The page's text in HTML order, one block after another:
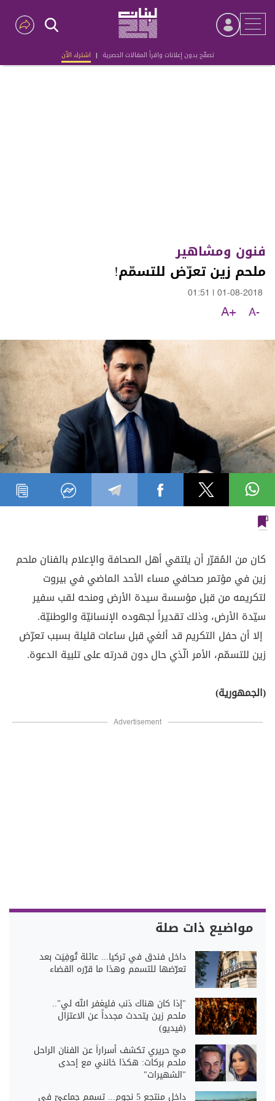
تصفّح بدون إعلانات واقرأ المقالات الحصرية | اشترك الآن
Advertisement
فنون ومشاهير
ملحم زين تعرّض للتسمّم!
01-08-2018
01:51
A-
A+
كان من المُقرّر أن يلتقي أهل الصحافة والإعلام بالفنان ملحم
زين في مؤتمر صحافي مساء الأحد الماضي في بيروت
لتكريمه من قبل مؤسسة سيدة الأرض ومنحه لقب سفير
سيّدة الأرض، وذلك تقديراً لجهوده الإنسانيّة والوطنيّة.
إلا أن حفل التكريم قد ألغي قبل ساعات قليلة بسبب تعرّض
زين للتسمّم، الأمر الّذي حال دون قدرته على تلبية الدعوة.
(الجمهورية)
Advertisement
مواضيع ذات صلة
داخل فندق في تركيا... عائلة تُوفِيَت بعد
تعرّضها للتسمم وهذا ما قرّره القضاء
"إذا كان هناك ذنب فليغفر الله لي"..
ملحم زين يتحدث مجدداً عن الاعتزال
(فيديو)
ميّ حريري تكشف أسراراً عن الفنان الراحل
ملحم بركات: هكذا خانني مع إحدى
"الشهيرات"
داخل منتجع 5 نجوم... تسمم جماعيّ في